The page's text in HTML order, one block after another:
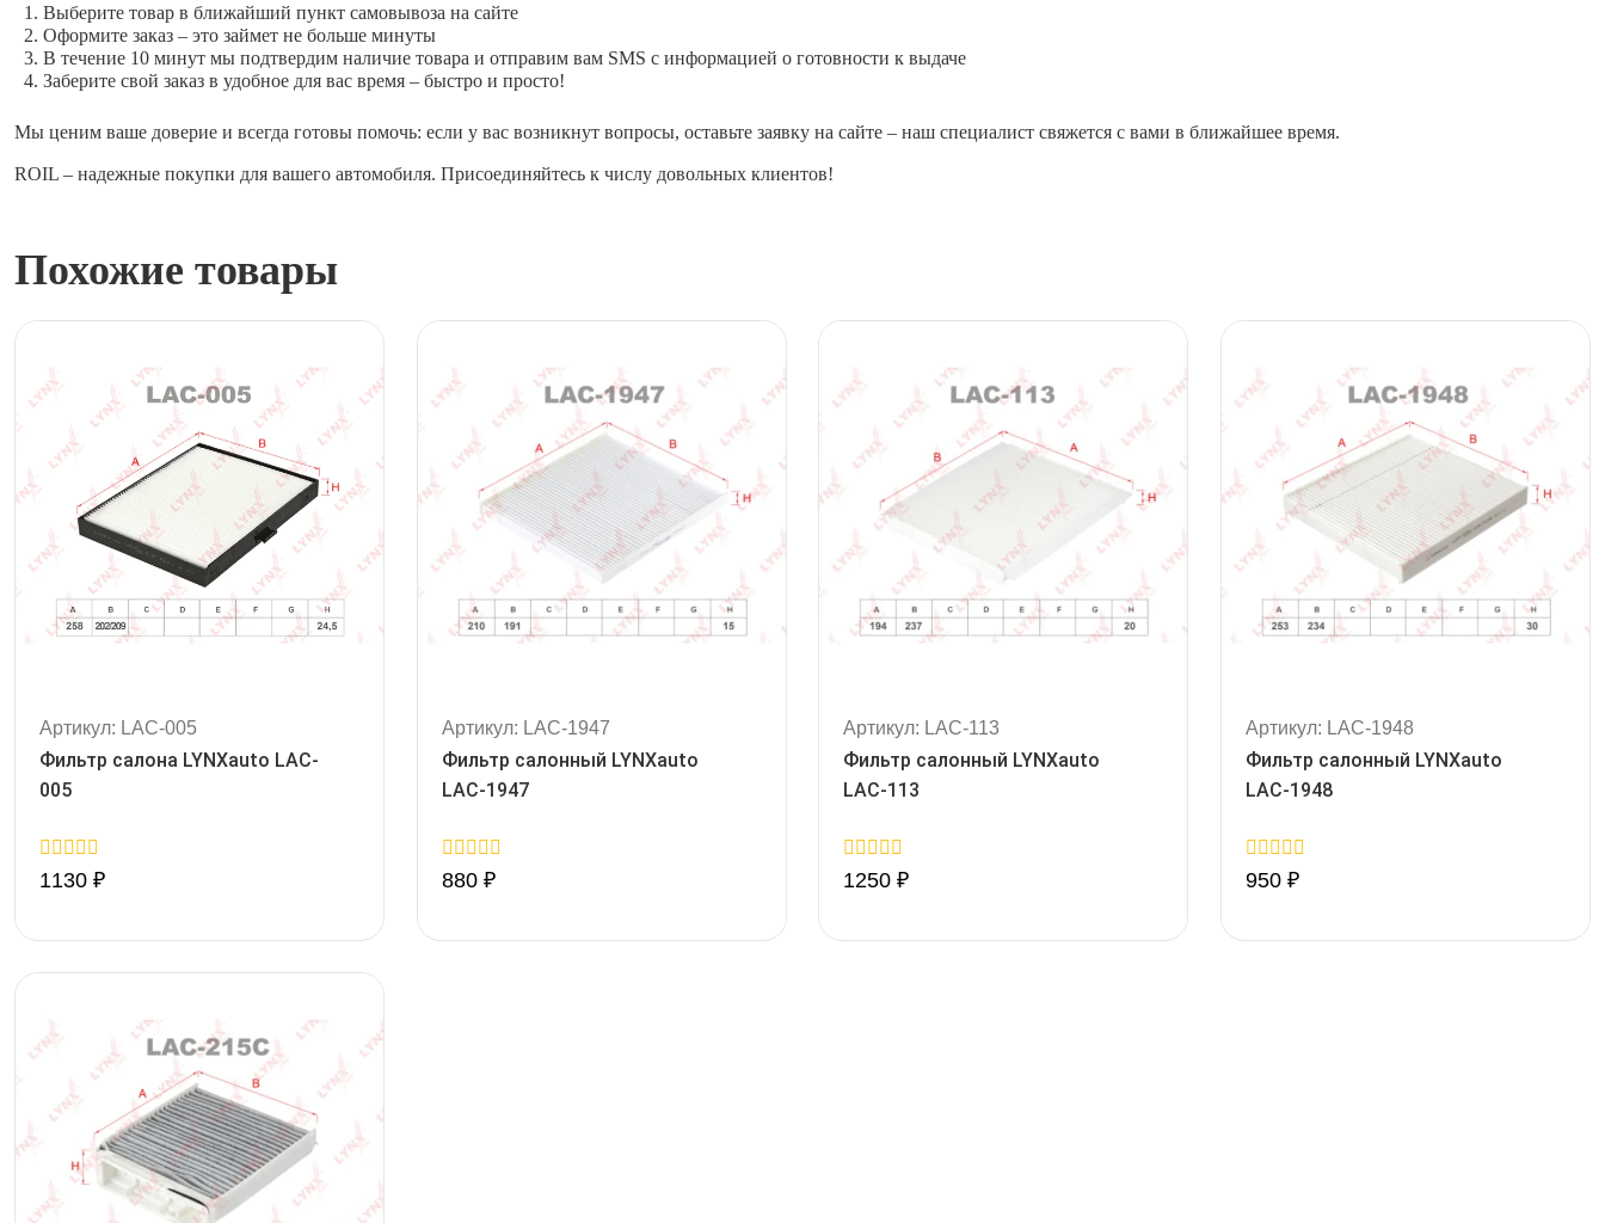
Выберите товар в ближайший пункт самовывоза на сайте
Оформите заказ – это займет не больше минуты
В течение 10 минут мы подтвердим наличие товара и отправим вам SMS с информацией о готовности к выдаче
Заберите свой заказ в удобное для вас время – быстро и просто!
Мы ценим ваше доверие и всегда готовы помочь: если у вас возникнут вопросы, оставьте заявку на сайте – наш специалист свяжется с вами в ближайшее время.
ROIL – надежные покупки для вашего автомобиля. Присоединяйтесь к числу довольных клиентов!
Похожие товары
Артикул: LAC-005
Фильтр салона LYNXauto LAC-
005
0
1130 ₽
Артикул: LAC-1947
Фильтр салонный LYNXauto
LAC-1947
0
880 ₽
Артикул: LAC-113
Фильтр салонный LYNXauto
LAC-113
0
1250₽
Артикул: LAC-1948
Фильтр салонный LYNXauto
LAC-1948
0
950 ₽